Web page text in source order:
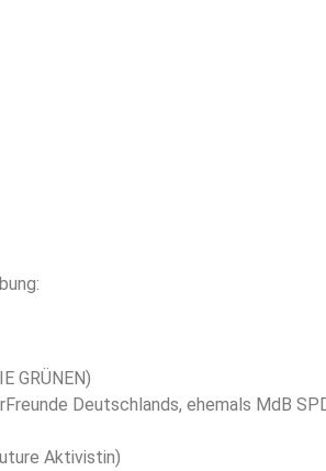
GRÜNEN)
Deutschlands, ehemals MdB
Aktivistin)